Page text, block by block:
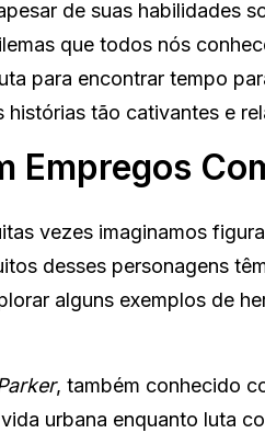
de suas habilidades
que todos nós
para encontrar tempo
tão cativantes e
Empregos
vezes imaginamos
desses personagens
alguns exemplos de
, também conhecido
urbana enquanto luta